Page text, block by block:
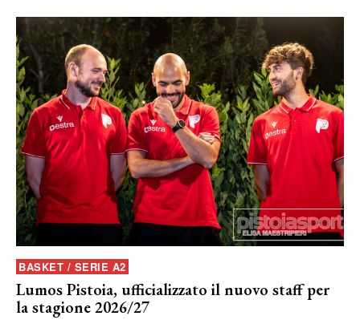
BASKET / SERIE A2
Lumos Pistoia, ufficializzato il nuovo staff per
la stagione 2026/27